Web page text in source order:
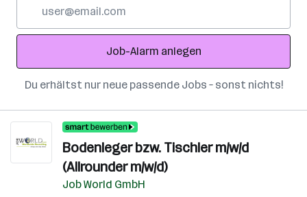
Adresse
Job-Alarm anlegen
Du erhältst nur neue passende Jobs – sonst nichts!
Bodenleger bzw. Tischler m/w/d
(Allrounder m/w/d)
Job World GmbH